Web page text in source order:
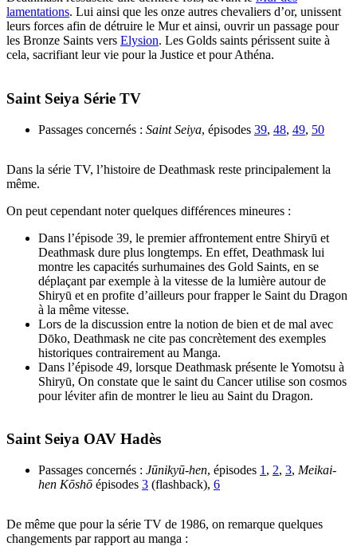
lamentations. Lui ainsi que les onze autres chevaliers d’or, unissent
leurs forces afin de détruire le Mur et ainsi, ouvrir un passage pour
les Bronze Saints vers Elysion. Les Golds saints périssent suite à
cela, sacrifiant leur vie pour la Justice et pour Athéna.
Saint Seiya Série TV
Passages concernés : Saint Seiya, épisodes 39, 48, 49, 50
Dans la série TV, l’histoire de Deathmask reste principalement la
même.
On peut cependant noter quelques différences mineures :
Dans l’épisode 39, le premier affrontement entre Shiryū et
Deathmask dure plus longtemps. En effet, Deathmask lui
montre les capacités surhumaines des Gold Saints, en se
déplaçant par exemple à la vitesse de la lumière autour de
Shiryū et en profite d’ailleurs pour frapper le Saint du Dragon
à la même vitesse.
Lors de la discussion entre la notion de bien et de mal avec
Dōko, Deathmask ne cite pas concrètement des exemples
historiques contrairement au Manga.
Dans l’épisode 49, lorsque Deathmask présente le Yomotsu à
Shiryū, On constate que le saint du Cancer utilise son cosmos
pour léviter afin de montrer le lieu au Saint du Dragon.
Saint Seiya OAV Hadès
Passages concernés : Jūnikyū-hen, épisodes 1 , 2, 3, Meikai-
hen Kōshō épisodes 3 (flashback), 6
De même que pour la série TV de 1986, on remarque quelques
changements par rapport au manga :